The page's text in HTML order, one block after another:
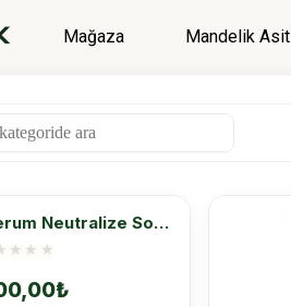
Mağaza Mandelik Asit
Vitamin C Plus Serum Neutralize Solüsyon ikili Set
₺